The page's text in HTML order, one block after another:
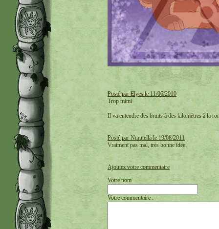
Posté par Elyes le 11/06/2010
Trop mimi
Il va entendre des bruits à des kilomètres à la
Posté par Ninutella le 19/08/2011
Vraiment pas mal, très bonne idée.
Ajoutez votre commentaire
Votre nom
Votre commentaire :